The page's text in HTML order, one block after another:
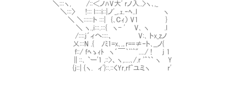
＼:::ヽ, /::＜ノﾊV大' rノ入..>ヽ､,_
＼:::〉 !::: l::::i::|ノ'_,.ｪ.‐ﾍ..l ヽ
＼ ＼::::::ト :::| {､Cｨ） V1 }
＼ ヽ.,i:::.:::{ ヽ- ' V､ ヽ .l
/::::j´ィへ::::、 V:､ トx_zノ
乂:::N .{ ﾉﾐ1=x､.｡r==≠ｰト､__ノ{
f::/ fﾍゝｨﾄ ヽ´￣｀¨^"..../ ! j 1
∥::､ `ー'1 ,::>、ヽ,....､/.r '^`` ヽ Y
{j::| {ヽ. ィ'}::.::くYr,rf^ユミヽ r'